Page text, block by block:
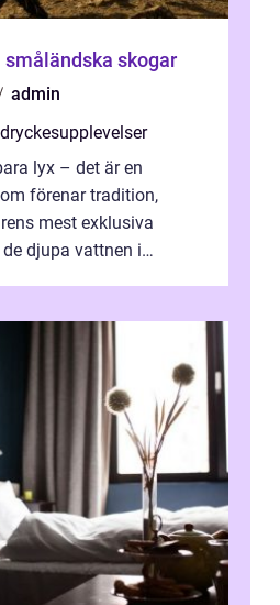
skogar
admin
lyx – det är en
förenar tradition,
mest exklusiva
djupa vattnen i